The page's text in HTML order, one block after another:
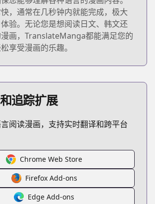
，通常在几秒钟内就能完成，极大
验。无论您是想阅读日文、韩文还
画，TranslateManga都能满足您的
享受漫画的乐趣。
追踪扩展
阅读漫画，支持实时翻译和跨平台
Chrome Web Store
Firefox Add-ons
Edge Add-ons